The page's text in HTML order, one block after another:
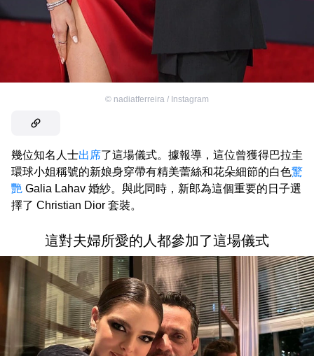
© nadiatferreira / Instagram
幾位知名人士出席了這場儀式。據報導，這位曾獲得巴拉圭
環球小姐稱號的新娘身穿帶有精美蕾絲和花朵細節的白色驚
艷 Galia Lahav 婚紗。與此同時，新郎為這個重要的日子選
擇了 Christian Dior 套裝。
這對夫婦所愛的人都參加了這場儀式